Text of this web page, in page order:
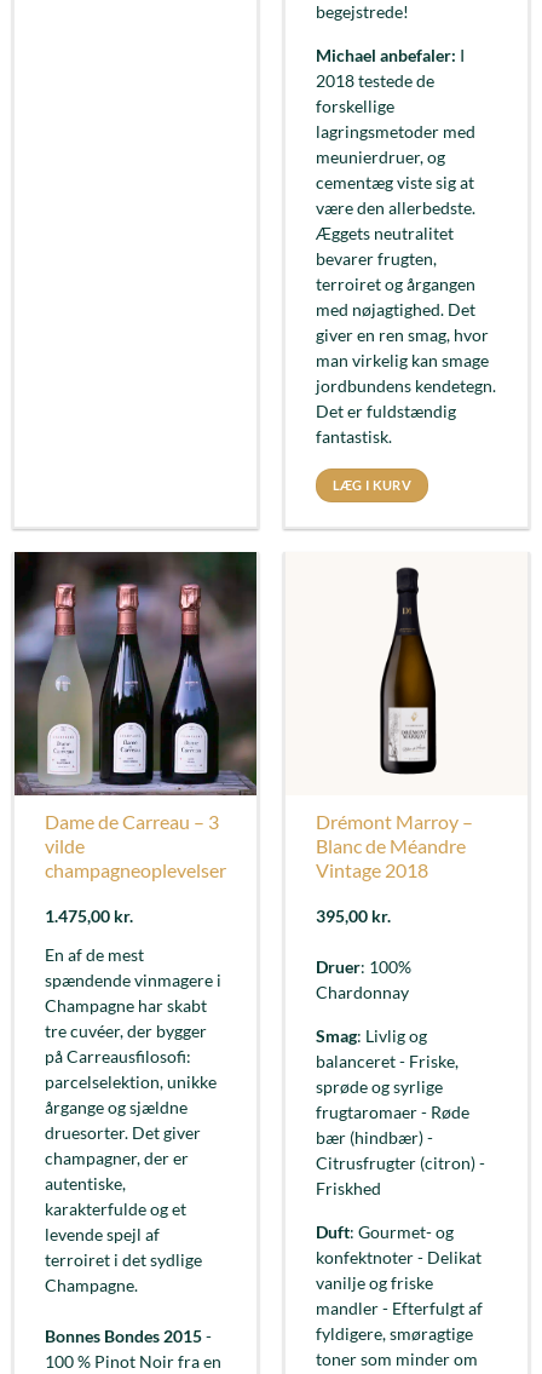
begejstrede!
Michael anbefaler: I
2018 testede de
forskellige
lagringsmetoder med
meunierdruer, og
cementæg viste sig at
være den allerbedste.
Æggets neutralitet
bevarer frugten,
terroiret og årgangen
med nøjagtighed. Det
giver en ren smag, hvor
man virkelig kan smage
jordbundens kendetegn.
Det er fuldstændig
fantastisk.
LÆG I KURV
Dame de Carreau – 3
vilde
champagneoplevelser
1.475,00 kr.
En af de mest
spændende vinmagere i
Champagne har skabt
tre cuvéer, der bygger
på Carreausfilosofi:
parcelselektion, unikke
årgange og sjældne
druesorter. Det giver
champagner, der er
autentiske,
karakterfulde og et
levende spejl af
terroiret i det sydlige
Champagne.
Bonnes Bondes 2015-
100 % Pinot Noir fra en
Drémont Marroy –
Blanc de Méandre
Vintage 2018
395,00 kr.
Druer: 100%
Chardonnay
Smag: Livlig og
balanceret - Friske,
sprøde og syrlige
frugtaromaer - Røde
bær (hindbær) -
Citrusfrugter (citron) -
Friskhed
Duft: Gourmet- og
konfektnoter - Delikat
vanilje og friske
mandler - Efterfulgt af
fyldigere, smøragtige
toner som minder om